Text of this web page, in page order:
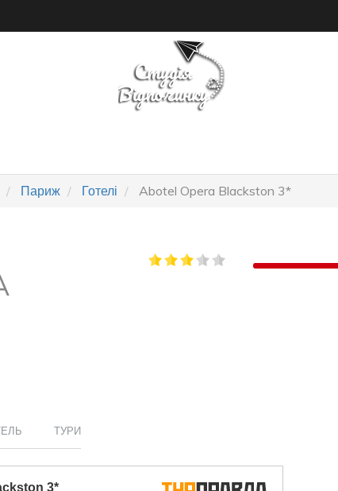
Париж Готелі Abotel Opera Blackston 3*
ТУРИ